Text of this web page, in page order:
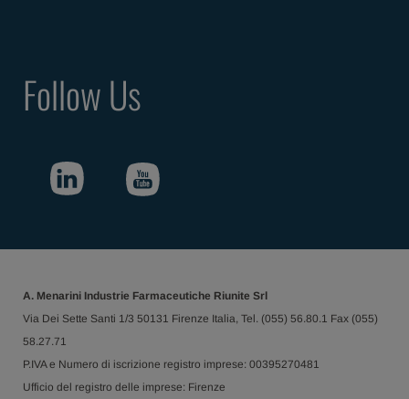
Follow Us
A. Menarini Industrie Farmaceutiche Riunite Srl
Via Dei Sette Santi 1/3 50131 Firenze Italia, Tel. (055) 56.80.1 Fax (055)
58.27.71
P.IVA e Numero di iscrizione registro imprese: 00395270481
Ufficio del registro delle imprese: Firenze